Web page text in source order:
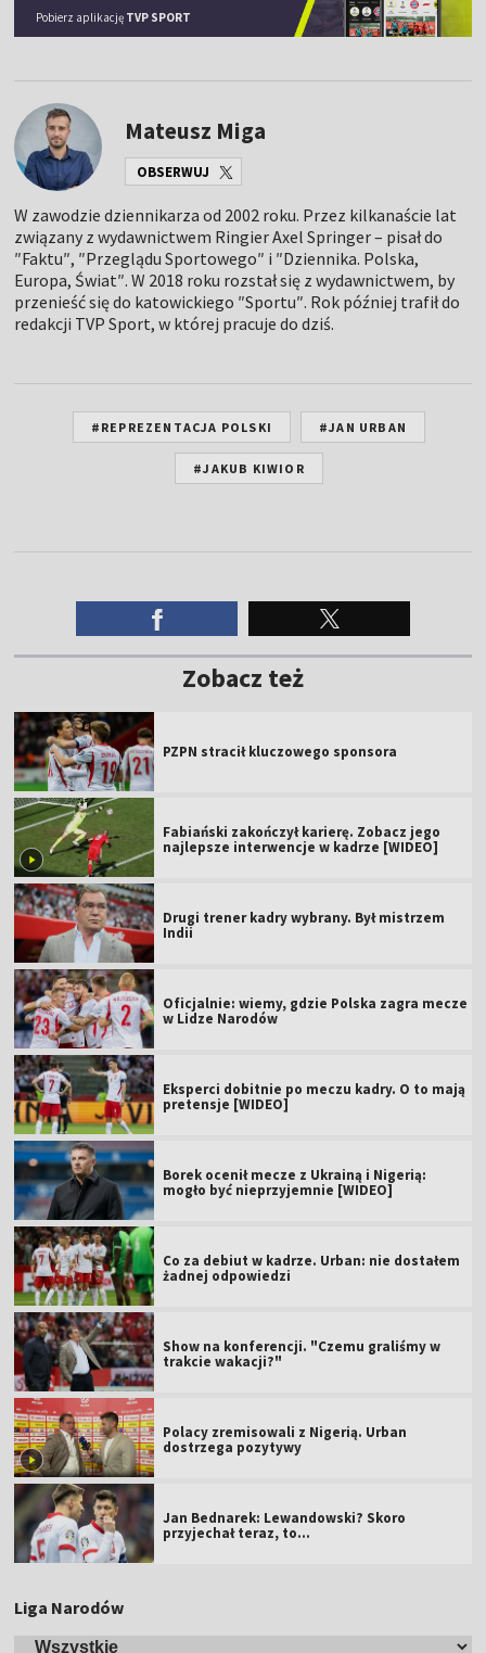
Pobierz aplikację TVP SPORT
Mateusz Miga
OBSERWUJ
W zawodzie dziennikarza od 2002 roku. Przez kilkanaście lat
związany z wydawnictwem Ringier Axel Springer – pisał do
″Faktu″, ″Przeglądu Sportowego″ i ″Dziennika. Polska,
Europa, Świat″. W 2018 roku rozstał się z wydawnictwem, by
przenieść się do katowickiego ″Sportu″. Rok później trafił do
redakcji TVP Sport, w której pracuje do dziś.
#REPREZENTACJA POLSKI #JAN URBAN
#JAKUB KIWIOR
Zobacz też
PZPN stracił kluczowego sponsora
Fabiański zakończył karierę. Zobacz jego
najlepsze interwencje w kadrze [WIDEO]
Drugi trener kadry wybrany. Był mistrzem
Indii
Oficjalnie: wiemy, gdzie Polska zagra mecze
w Lidze Narodów
Eksperci dobitnie po meczu kadry. O to mają
pretensje [WIDEO]
Borek ocenił mecze z Ukrainą i Nigerią:
mogło być nieprzyjemnie [WIDEO]
Co za debiut w kadrze. Urban: nie dostałem
żadnej odpowiedzi
Show na konferencji. "Czemu graliśmy w
trakcie wakacji?"
Polacy zremisowali z Nigerią. Urban
dostrzega pozytywy
Jan Bednarek: Lewandowski? Skoro
przyjechał teraz, to…
Liga Narodów